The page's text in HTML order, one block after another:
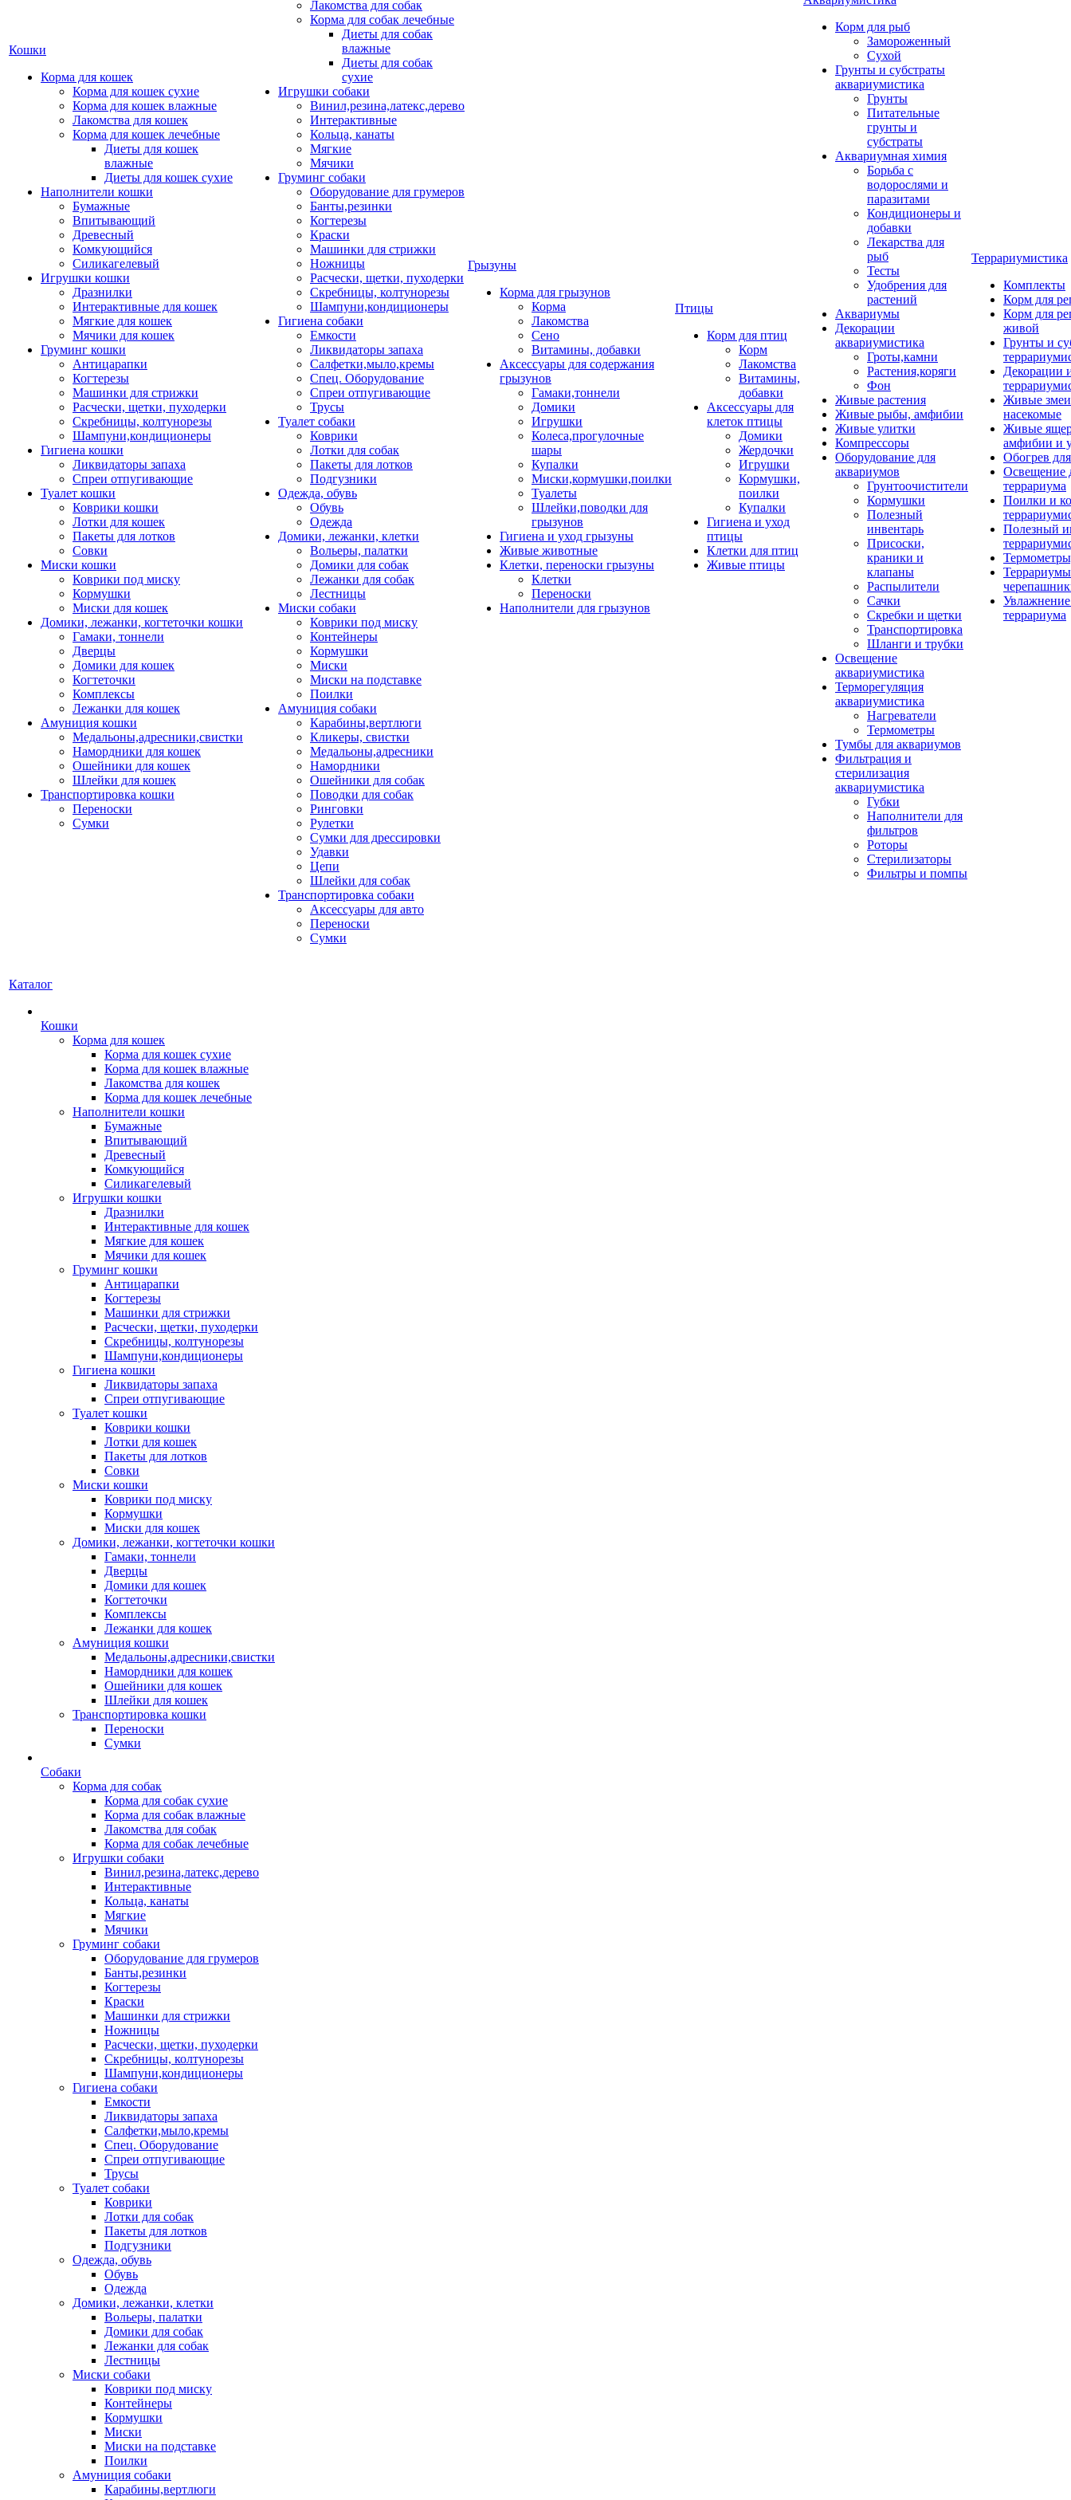
Кошки
Корма для кошек
Корма для кошек сухие
Корма для кошек влажные
Лакомства для кошек
Корма для кошек лечебные
Диеты для кошек
влажные
Диеты для кошек сухие
Наполнители кошки
Бумажные
Впитывающий
Древесный
Комкующийся
Силикагелевый
Игрушки кошки
Дразнилки
Интерактивные для кошек
Мягкие для кошек
Мячики для кошек
Груминг кошки
Антицарапки
Когтерезы
Машинки для стрижки
Расчески, щетки, пуходерки
Скребницы, колтунорезы
Шампуни,кондиционеры
Гигиена кошки
Ликвидаторы запаха
Спреи отпугивающие
Туалет кошки
Коврики кошки
Лотки для кошек
Пакеты для лотков
Совки
Миски кошки
Коврики под миску
Кормушки
Миски для кошек
Домики, лежанки, когтеточки кошки
Гамаки, тоннели
Дверцы
Домики для кошек
Когтеточки
Комплексы
Лежанки для кошек
Амуниция кошки
Медальоны,адресники,свистки
Намордники для кошек
Ошейники для кошек
Шлейки для кошек
Транспортировка кошки
Переноски
Сумки
Лакомства для собак
Корма для собак лечебные
Диеты для собак
влажные
Диеты для собак
сухие
Игрушки собаки
Винил,резина,латекс,дерево
Интерактивные
Кольца, канаты
Мягкие
Мячики
Груминг собаки
Оборудование для грумеров
Банты,резинки
Когтерезы
Краски
Машинки для стрижки
Ножницы
Расчески, щетки, пуходерки
Скребницы, колтунорезы
Шампуни,кондиционеры
Гигиена собаки
Емкости
Ликвидаторы запаха
Салфетки,мыло,кремы
Спец. Оборудование
Спреи отпугивающие
Трусы
Туалет собаки
Коврики
Лотки для собак
Пакеты для лотков
Подгузники
Одежда, обувь
Обувь
Одежда
Домики, лежанки, клетки
Вольеры, палатки
Домики для собак
Лежанки для собак
Лестницы
Миски собаки
Коврики под миску
Контейнеры
Кормушки
Миски
Миски на подставке
Поилки
Амуниция собаки
Карабины,вертлюги
Кликеры, свистки
Медальоны,адресники
Намордники
Ошейники для собак
Поводки для собак
Ринговки
Рулетки
Сумки для дрессировки
Удавки
Цепи
Шлейки для собак
Транспортировка собаки
Аксессуары для авто
Переноски
Сумки
Грызуны
Корма для грызунов
Корма
Лакомства
Сено
Витамины, добавки
Аксессуары для содержания
грызунов
Гамаки,тоннели
Домики
Игрушки
Колеса,прогулочные
шары
Купалки
Миски,кормушки,поилки
Туалеты
Шлейки,поводки для
грызунов
Гигиена и уход грызуны
Живые животные
Клетки, переноски грызуны
Клетки
Переноски
Наполнители для грызунов
Птицы
Корм для птиц
Корм
Лакомства
Витамины,
добавки
Аксессуары для
клеток птицы
Домики
Жердочки
Игрушки
Кормушки,
поилки
Купалки
Гигиена и уход
птицы
Клетки для птиц
Живые птицы
Корм для рыб
Замороженный
Сухой
Грунты и субстраты
аквариумистика
Грунты
Питательные
грунты и
субстраты
Аквариумная химия
Борьба с
водорослями и
паразитами
Кондиционеры и
добавки
Лекарства для
рыб
Тесты
Удобрения для
растений
Аквариумы
Декорации
аквариумистика
Гроты,камни
Растения,коряги
Фон
Живые растения
Живые рыбы, амфибии
Живые улитки
Компрессоры
Оборудование для
аквариумов
Грунтоочистители
Кормушки
Полезный
инвентарь
Присоски,
краники и
клапаны
Распылители
Сачки
Скребки и щетки
Транспортировка
Шланги и трубки
Освещение
аквариумистика
Терморегуляция
аквариумистика
Нагреватели
Термометры
Тумбы для аквариумов
Фильтрация и
стерилизация
аквариумистика
Губки
Наполнители для
фильтров
Роторы
Стерилизаторы
Фильтры и помпы
Террариумистика
Комплекты
Корм для
Корм для
живой
Грунты и
Декорации
Живые
насекомые
Живые
амфибии и
Обогрев
Освещение
террариума
Поилки и
Полезный
террариума
Каталог
Кошки
Корма для кошек
Корма для кошек сухие
Корма для кошек влажные
Лакомства для кошек
Корма для кошек лечебные
Наполнители кошки
Бумажные
Впитывающий
Древесный
Комкующийся
Силикагелевый
Игрушки кошки
Дразнилки
Интерактивные для кошек
Мягкие для кошек
Мячики для кошек
Груминг кошки
Антицарапки
Когтерезы
Машинки для стрижки
Расчески, щетки, пуходерки
Скребницы, колтунорезы
Шампуни,кондиционеры
Гигиена кошки
Ликвидаторы запаха
Спреи отпугивающие
Туалет кошки
Коврики кошки
Лотки для кошек
Пакеты для лотков
Совки
Миски кошки
Коврики под миску
Кормушки
Миски для кошек
Домики, лежанки, когтеточки кошки
Гамаки, тоннели
Дверцы
Домики для кошек
Когтеточки
Комплексы
Лежанки для кошек
Амуниция кошки
Медальоны,адресники,свистки
Намордники для кошек
Ошейники для кошек
Шлейки для кошек
Транспортировка кошки
Переноски
Сумки
Собаки
Корма для собак
Корма для собак сухие
Корма для собак влажные
Лакомства для собак
Корма для собак лечебные
Игрушки собаки
Винил,резина,латекс,дерево
Интерактивные
Кольца, канаты
Мягкие
Мячики
Груминг собаки
Оборудование для грумеров
Банты,резинки
Когтерезы
Краски
Машинки для стрижки
Ножницы
Расчески, щетки, пуходерки
Скребницы, колтунорезы
Шампуни,кондиционеры
Гигиена собаки
Емкости
Ликвидаторы запаха
Салфетки,мыло,кремы
Спец. Оборудование
Спреи отпугивающие
Трусы
Туалет собаки
Коврики
Лотки для собак
Пакеты для лотков
Подгузники
Одежда, обувь
Обувь
Одежда
Домики, лежанки, клетки
Вольеры, палатки
Домики для собак
Лежанки для собак
Лестницы
Миски собаки
Коврики под миску
Контейнеры
Кормушки
Миски
Миски на подставке
Поилки
Амуниция собаки
Карабины,вертлюги